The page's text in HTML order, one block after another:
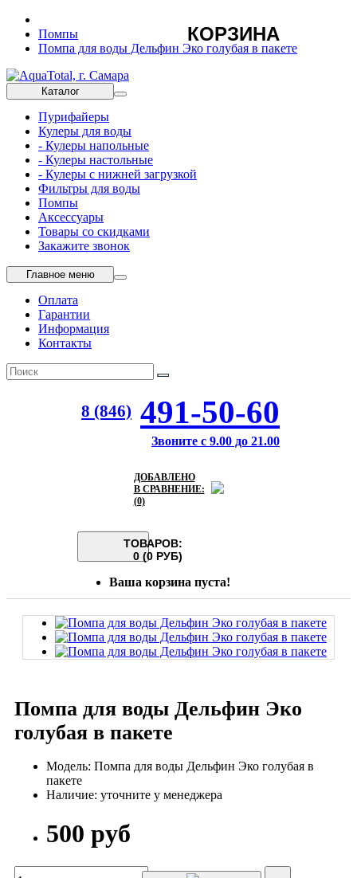
Помпы
Помпа для воды Дельфин Эко голубая в пакете
Каталог
Пурифайеры
Кулеры для воды
- Кулеры напольные
- Кулеры настольные
- Кулеры с нижней загрузкой
Фильтры для воды
Помпы
Аксессуары
Товары со скидками
Закажите звонок
Главное меню
Оплата
Гарантии
Информация
Контакты
8 (846) 491-50-60
Звоните с 9.00 до 21.00
ДОБАВЛЕНО
В СРАВНЕНИЕ:
(0)
ТОВАРОВ:
0 (0 РУБ)
КОРЗИНА
Ваша корзина пуста!
Помпа для воды Дельфин Эко
голубая в пакете
Модель: Помпа для воды Дельфин Эко голубая в
пакете
Наличие: уточните у менеджера
500 руб